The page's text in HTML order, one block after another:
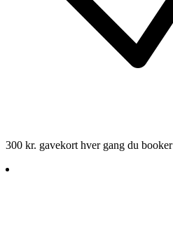
300 kr. gavekort hver gang du booker